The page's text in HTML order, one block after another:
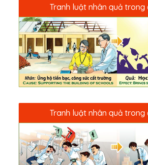
Tranh luật nhân quả trong
Tranh luật nhân quả trong